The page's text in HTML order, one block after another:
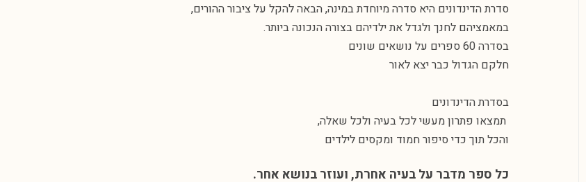
סדרת הדינדונים היא סדרה מיוחדת במינה, הבאה להקל על ציבור ההורים,
במאמציהם לחנך ולגדל את ילדיהם בצורה הנכונה ביותר.
בסדרה 60 ספרים על נושאים שונים
חלקם הגדול כבר יצא לאור
בסדרת הדינדונים
תמצאו פתרון מעשי לכל בעיה ולכל שאלה,
והכל תוך כדי סיפור חמוד ומקסים לילדים
כל ספר מדבר על בעיה אחרת, ועוזר בנושא אחר.